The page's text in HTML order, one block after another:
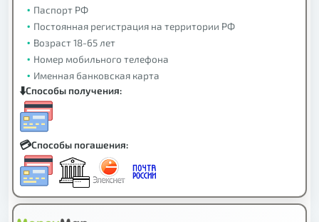
Паспорт РФ
Постоянная регистрация на территории РФ
Возраст 18-65 лет
Номер мобильного телефона
Именная банковская карта
Способы получения:
Способы погашения: